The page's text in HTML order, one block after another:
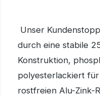
Unser
durch eine stabile
Konstruktion,
polyesterlackiert
rostfreien Alu-Zink-